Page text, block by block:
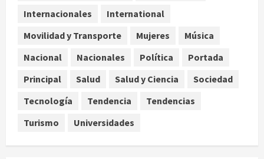
4 agosto 7, 2026
Internacional
EE.UU. amplía revisión de redes
y ciertos ciudadanos de México y
Internacionales
International
Movilidad y Transporte
Mujeres
Música
Nacional
Nacionales Política
Portada
Principal
Salud Salud y Ciencia
Sociedad
Tecnología
Tendencia
Tendencias
Turismo
Universidades